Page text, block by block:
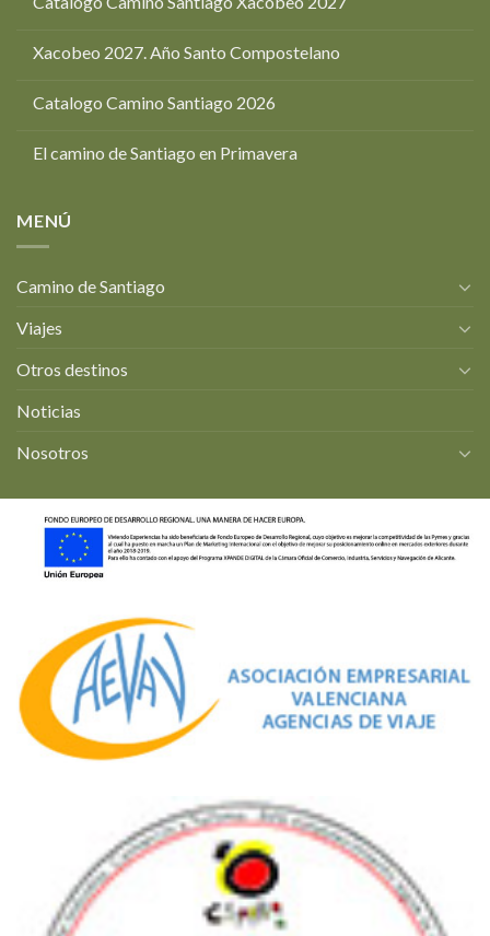
Xacobeo 2027. Año Santo Compostelano
Catalogo Camino Santiago 2026
El camino de Santiago en Primavera
MENÚ
Camino de Santiago
Viajes
Otros destinos
Noticias
Nosotros